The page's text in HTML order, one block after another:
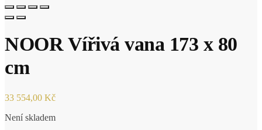
NOOR Vířivá vana 173 x 80
cm
33 554,00 Kč
Není skladem